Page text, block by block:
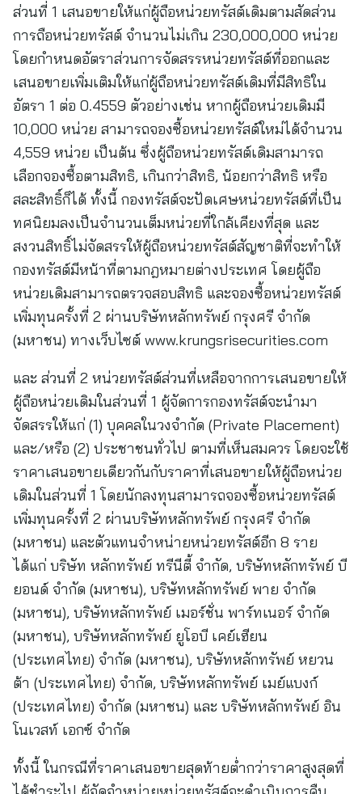
ส่วนที่ 1 เสนอขายให้แก่ผู้ถือหน่วยทรัสต์เดิมตามสัดส่วน
การถือหน่วยทรัสต์ จำนวนไม่เกิน 230,000,000 หน่วย
โดยกำหนดอัตราส่วนการจัดสรรหน่วยทรัสต์ที่ออกและ
เสนอขายเพิ่มเติมให้แก่ผู้ถือหน่วยทรัสต์เดิมที่มีสิทธิใน
อัตรา 1 ต่อ 0.4559 ตัวอย่างเช่น หากผู้ถือหน่วยเดิมมี
10,000 หน่วย สามารถจองซื้อหน่วยทรัสต์ใหม่ได้จำนวน
4,559 หน่วย เป็นต้น ซึ่งผู้ถือหน่วยทรัสต์เดิมสามารถ
เลือกจองซื้อตามสิทธิ, เกินกว่าสิทธิ, น้อยกว่าสิทธิ หรือ
สละสิทธิ์ก็ได้ ทั้งนี้ กองทรัสต์จะปัดเศษหน่วยทรัสต์ที่เป็น
ทศนิยมลงเป็นจำนวนเต็มหน่วยที่ใกล้เคียงที่สุด และ
สงวนสิทธิ์ไม่จัดสรรให้ผู้ถือหน่วยทรัสต์สัญชาติที่จะทำให้
กองทรัสต์มีหน้าที่ตามกฎหมายต่างประเทศ โดยผู้ถือ
หน่วยเดิมสามารถตรวจสอบสิทธิ และจองซื้อหน่วยทรัสต์
เพิ่มทุนครั้งที่ 2 ผ่านบริษัทหลักทรัพย์ กรุงศรี จำกัด
(มหาชน) ทางเว็บไซต์ www.krungsrisecurities.com
และ ส่วนที่ 2 หน่วยทรัสต์ส่วนที่เหลือจากการเสนอขายให้
ผู้ถือหน่วยเดิมในส่วนที่ 1 ผู้จัดการกองทรัสต์จะนำมา
จัดสรรให้แก่ (1) บุคคลในวงจำกัด (Private Placement)
และ/หรือ (2) ประชาชนทั่วไป ตามที่เห็นสมควร โดยจะใช้
ราคาเสนอขายเดียวกันกับราคาที่เสนอขายให้ผู้ถือหน่วย
เดิมในส่วนที่ 1 โดยนักลงทุนสามารถจองซื้อหน่วยทรัสต์
เพิ่มทุนครั้งที่ 2 ผ่านบริษัทหลักทรัพย์ กรุงศรี จำกัด
(มหาชน) และตัวแทนจำหน่ายหน่วยทรัสต์อีก 8 ราย
ได้แก่ บริษัท หลักทรัพย์ ทรีนีตี้ จำกัด, บริษัทหลักทรัพย์ บี
ยอนด์ จำกัด (มหาชน), บริษัทหลักทรัพย์ พาย จำกัด
(มหาชน), บริษัทหลักทรัพย์ เมอร์ชั่น พาร์ทเนอร์ จำกัด
(มหาชน), บริษัทหลักทรัพย์ ยูโอบี เคย์เฮียน
(ประเทศไทย) จำกัด (มหาชน), บริษัทหลักทรัพย์ หยวน
ต้า (ประเทศไทย) จำกัด, บริษัทหลักทรัพย์ เมย์แบงก์
(ประเทศไทย) จำกัด (มหาชน) และ บริษัทหลักทรัพย์ อิน
โนเวสท์ เอกซ์ จำกัด
ทั้งนี้ ในกรณีที่ราคาเสนอขายสุดท้ายต่ำกว่าราคาสูงสุดที่